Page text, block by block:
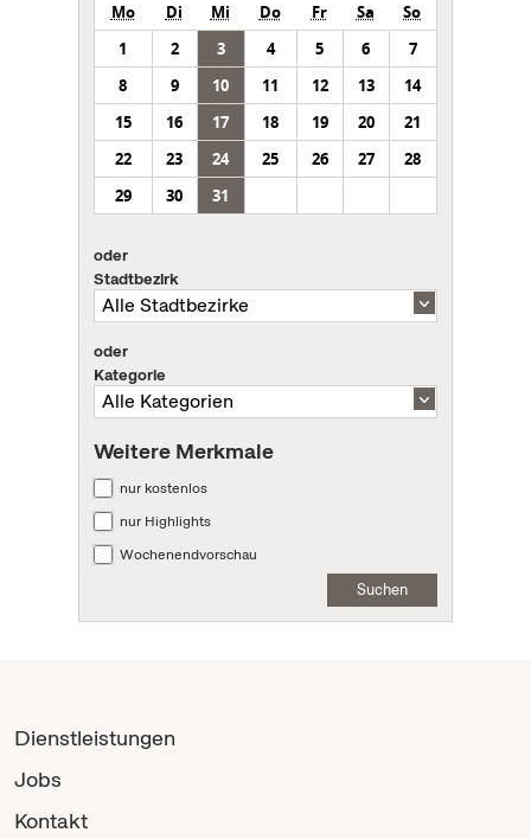
Mo Di Mi Do Fr Sa
So
1
2 3 4 5 6
7
8
9 10 11 12 13
14
15
16 17 18 19 20
21
22
23 24 25 26 27
28
29
30 31
oder
Stadtbezirk
oder
Kategorie
Weitere Merkmale
nur kostenlos
nur Highlights
Wochenendvorschau
Suchen
Dienstleistungen
Jobs
Kontakt